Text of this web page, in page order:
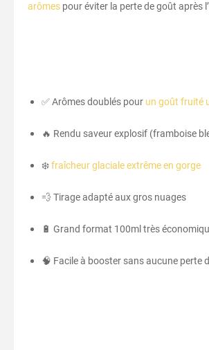
arômes pour éviter la perte de goût après
✅ Arômes doublés pour un goût fruité
🔥 Rendu saveur explosif (framboise
❄️fraîcheur glaciale extrême en gorge
💨 Tirage adapté aux gros nuages
🔋 Grand format 100ml très
🧠 Facile à booster sans aucune perte